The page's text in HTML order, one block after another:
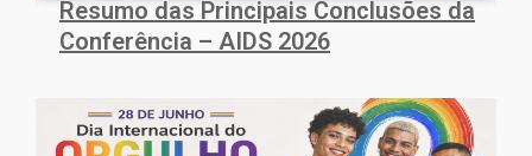
Resumo das Principais Conclusões da
Conferência – AIDS 2026